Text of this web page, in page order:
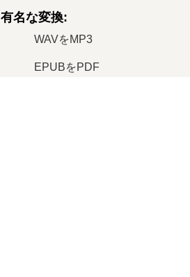
有名な変換:
WAVをMP3
EPUBをPDF